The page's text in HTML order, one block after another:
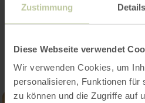
Zustimmung Details
Diese Webseite verwendet
Wir verwenden Cookies, um
personalisieren, Funktionen für
zu können und die Zugriffe auf